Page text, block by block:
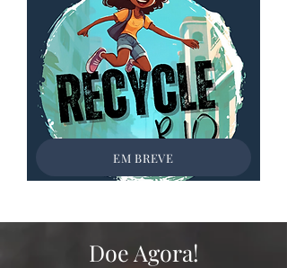
EM BREVE
Doe Agora!